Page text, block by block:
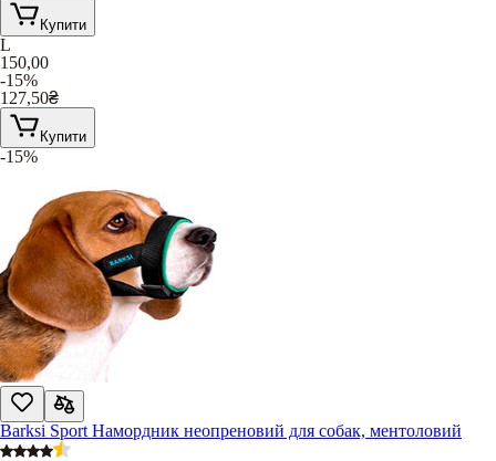
Купити
L
150,00
-15%
127,50₴
Купити
-15%
Barksi Sport Намордник неопреновий для собак, ментоловий